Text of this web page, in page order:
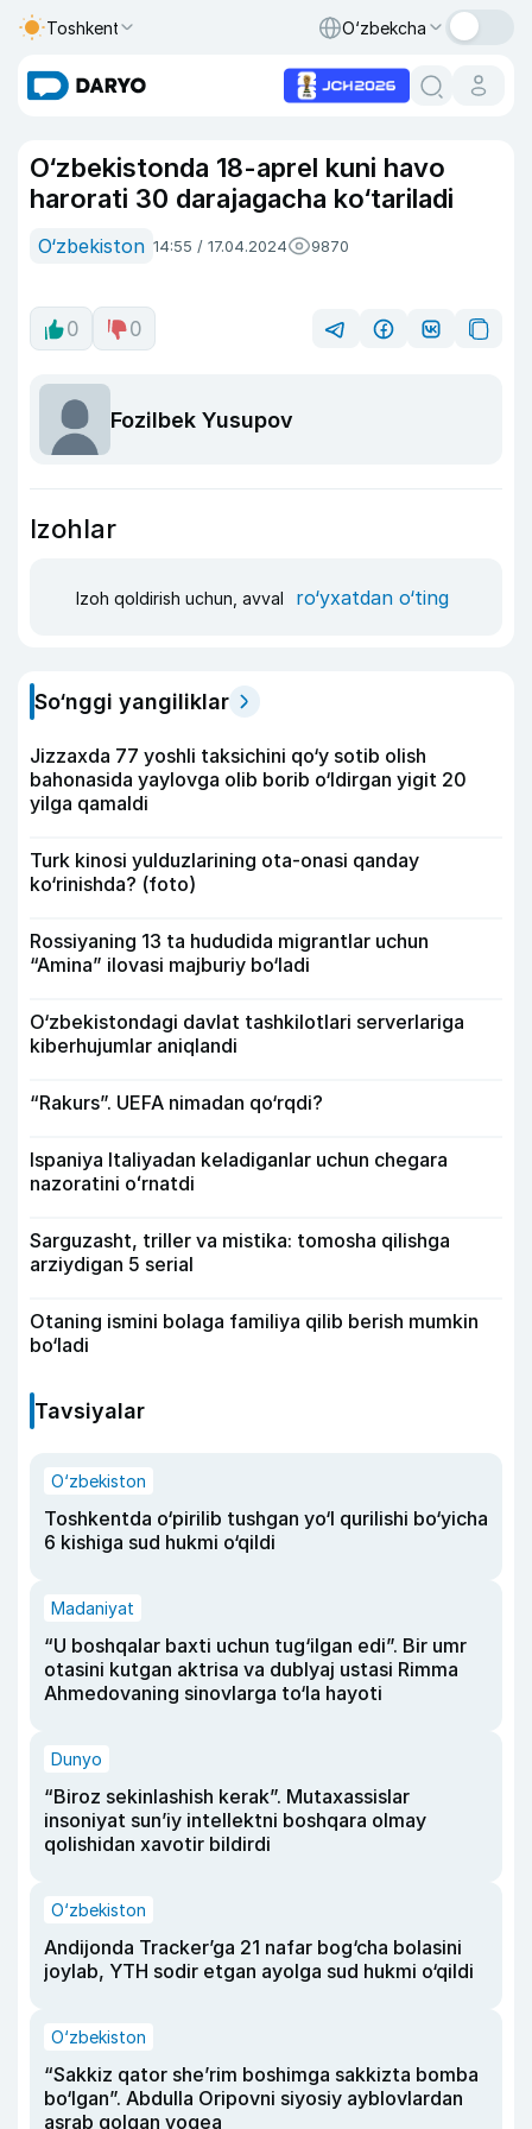
Toshkent O‘zbekcha
O‘zbekistonda 18-aprel kuni havo
harorati 30 darajagacha ko‘tariladi
O‘zbekiston 14:55 / 17.04.2024 9870
0 0
Fozilbek Yusupov
Izohlar
Izoh qoldirish uchun, avval ro‘yxatdan o‘ting
So‘nggi yangiliklar
Jizzaxda 77 yoshli taksichini qo‘y sotib olish
bahonasida yaylovga olib borib o‘ldirgan yigit 20
yilga qamaldi
Turk kinosi yulduzlarining ota-onasi qanday
ko‘rinishda? (foto)
Rossiyaning 13 ta hududida migrantlar uchun
“Amina” ilovasi majburiy bo‘ladi
O‘zbekistondagi davlat tashkilotlari serverlariga
kiberhujumlar aniqlandi
“Rakurs”. UEFA nimadan qo‘rqdi?
Ispaniya Italiyadan keladiganlar uchun chegara
nazoratini oʻrnatdi
Sarguzasht, triller va mistika: tomosha qilishga
arziydigan 5 serial
Otaning ismini bolaga familiya qilib berish mumkin
bo‘ladi
Tavsiyalar
O‘zbekiston
Toshkentda o‘pirilib tushgan yo‘l qurilishi bo‘yicha
6 kishiga sud hukmi o‘qildi
Madaniyat
“U boshqalar baxti uchun tug‘ilgan edi”. Bir umr
otasini kutgan aktrisa va dublyaj ustasi Rimma
Ahmedovaning sinovlarga to‘la hayoti
Dunyo
“Biroz sekinlashish kerak”. Mutaxassislar
insoniyat sun’iy intellektni boshqara olmay
qolishidan xavotir bildirdi
O‘zbekiston
Andijonda Tracker’ga 21 nafar bog‘cha bolasini
joylab, YTH sodir etgan ayolga sud hukmi o‘qildi
O‘zbekiston
“Sakkiz qator she’rim boshimga sakkizta bomba
bo‘lgan”. Abdulla Oripovni siyosiy ayblovlardan
asrab qolgan voqea